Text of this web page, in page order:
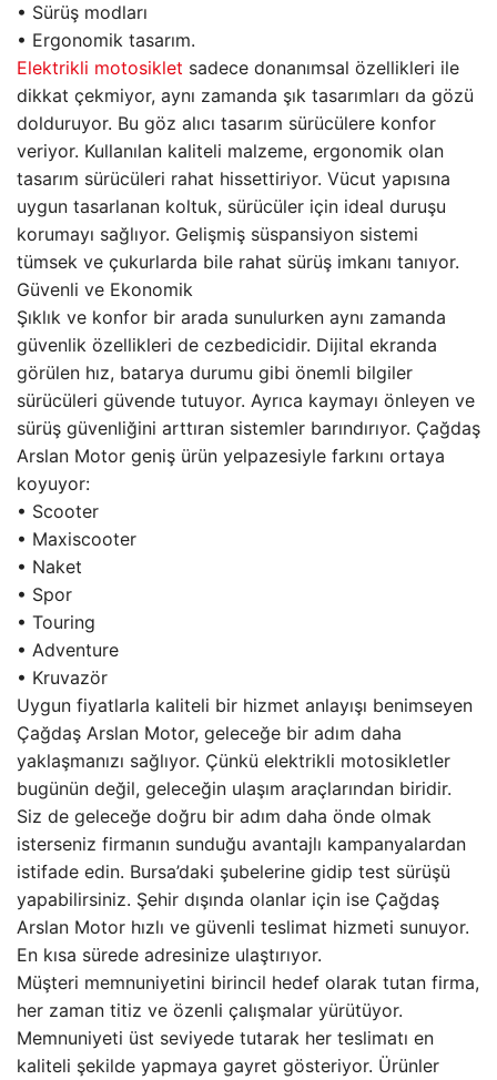
• Sürüş modları
• Ergonomik tasarım.
Elektrikli motosiklet sadece donanımsal özellikleri ile
dikkat çekmiyor, aynı zamanda şık tasarımları da gözü
dolduruyor. Bu göz alıcı tasarım sürücülere konfor
veriyor. Kullanılan kaliteli malzeme, ergonomik olan
tasarım sürücüleri rahat hissettiriyor. Vücut yapısına
uygun tasarlanan koltuk, sürücüler için ideal duruşu
korumayı sağlıyor. Gelişmiş süspansiyon sistemi
tümsek ve çukurlarda bile rahat sürüş imkanı tanıyor.
Güvenli ve Ekonomik
Şıklık ve konfor bir arada sunulurken aynı zamanda
güvenlik özellikleri de cezbedicidir. Dijital ekranda
görülen hız, batarya durumu gibi önemli bilgiler
sürücüleri güvende tutuyor. Ayrıca kaymayı önleyen ve
sürüş güvenliğini arttıran sistemler barındırıyor. Çağdaş
Arslan Motor geniş ürün yelpazesiyle farkını ortaya
koyuyor:
• Scooter
• Maxiscooter
• Naket
• Spor
• Touring
• Adventure
• Kruvazör
Uygun fiyatlarla kaliteli bir hizmet anlayışı benimseyen
Çağdaş Arslan Motor, geleceğe bir adım daha
yaklaşmanızı sağlıyor. Çünkü elektrikli motosikletler
bugünün değil, geleceğin ulaşım araçlarından biridir.
Siz de geleceğe doğru bir adım daha önde olmak
isterseniz firmanın sunduğu avantajlı kampanyalardan
istifade edin. Bursa’daki şubelerine gidip test sürüşü
yapabilirsiniz. Şehir dışında olanlar için ise Çağdaş
Arslan Motor hızlı ve güvenli teslimat hizmeti sunuyor.
En kısa sürede adresinize ulaştırıyor.
Müşteri memnuniyetini birincil hedef olarak tutan firma,
her zaman titiz ve özenli çalışmalar yürütüyor.
Memnuniyeti üst seviyede tutarak her teslimatı en
kaliteli şekilde yapmaya gayret gösteriyor. Ürünler